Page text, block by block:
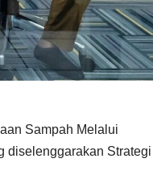
Sampah Melalui
diselenggarakan Strategi